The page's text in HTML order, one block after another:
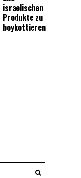
israelischen
Produkte zu
boykottieren